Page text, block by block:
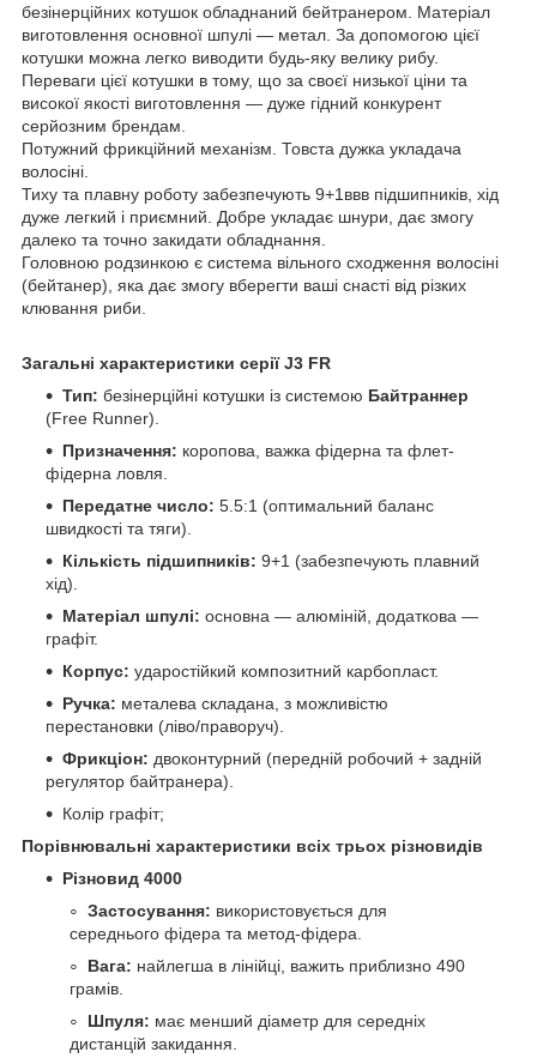
безінерційних котушок обладнаний бейтранером. Матеріал
виготовлення основної шпулі — метал. За допомогою цієї
котушки можна легко виводити будь-яку велику рибу.
Переваги цієї котушки в тому, що за своєї низької ціни та
високої якості виготовлення — дуже гідний конкурент
серйозним брендам.
Потужний фрикційний механізм. Товста дужка укладача
волосіні.
Тиху та плавну роботу забезпечують 9+1ввв підшипників, хід
дуже легкий і приємний. Добре укладає шнури, дає змогу
далеко та точно закидати обладнання.
Головною родзинкою є система вільного сходження волосіні
(бейтанер), яка дає змогу вберегти ваші снасті від різких
клювання риби.
Загальні характеристики серії J3 FR
Тип: безінерційні котушки із системою Байтраннер
(Free Runner).
Призначення: коропова, важка фідерна та флет-
фідерна ловля.
Передатне число: 5.5:1 (оптимальний баланс
швидкості та тяги).
Кількість підшипників: 9+1 (забезпечують плавний
хід).
Матеріал шпулі: основна — алюміній, додаткова —
графіт.
Корпус: ударостійкий композитний карбопласт.
Ручка: металева складана, з можливістю
перестановки (ліво/праворуч).
Фрикціон: двоконтурний (передній робочий + задній
регулятор байтранера).
Колір графіт;
Порівнювальні характеристики всіх трьох різновидів
Різновид 4000
Застосування: використовується для
середнього фідера та метод-фідера.
Вага: найлегша в лінійці, важить приблизно 490
грамів.
Шпуля: має менший діаметр для середніх
дистанцій закидання.